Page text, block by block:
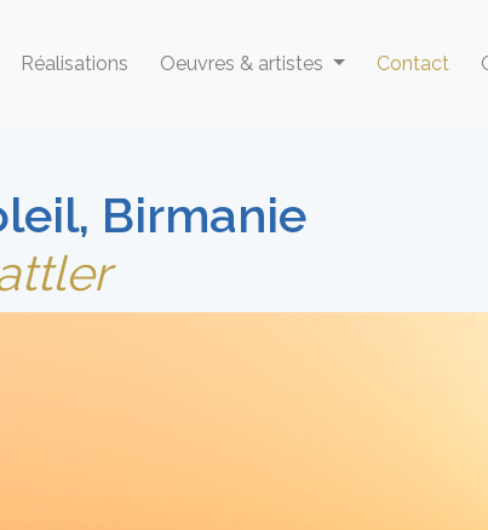
Réalisations Oeuvres & artistes Contact
Birmanie